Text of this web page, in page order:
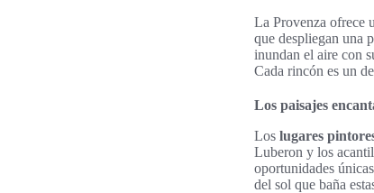
La Provenza ofrece
que despliegan una
inundan el aire con
Cada rincón es un
Los paisajes
Los lugares
Luberon y los
oportunidades
del sol que baña